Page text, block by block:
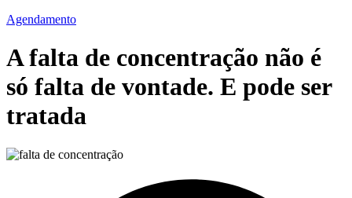
Agendamento
A falta de concentração não é
só falta de vontade. E pode ser
tratada